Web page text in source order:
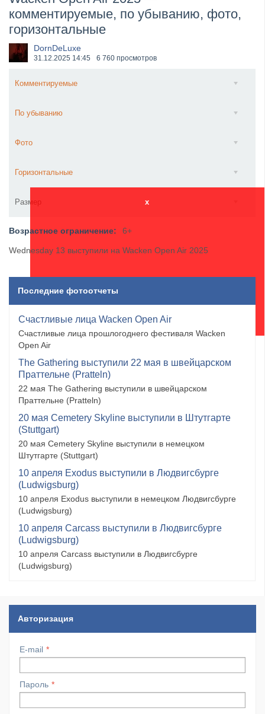
​Anthrax выпустили новый сингл и клип «Everybod...
комментируемые, по убыванию, фото,
горизонтальные
DornDeLuxe
31.12.2025 14:45 6 760 просмотров
Комментируемые
По убыванию
Фото
Горизонтальные
Размер x
Возрастное ограничение: 6+
Wednesday 13 выступили на Wacken Open Air 2025
Последние фотоотчеты
Счастливые лица Wacken Open Air
Счастливые лица прошлогоднего фестиваля Wacken
Open Air
The Gathering выступили 22 мая в швейцарском
Праттельне (Pratteln)
22 мая The Gathering выступили в швейцарском
Праттельне (Pratteln)
20 мая Cemetery Skyline выступили в Штутгарте
(Stuttgart)
20 мая Cemetery Skyline выступили в немецком
Штутгарте (Stuttgart)
10 апреля Exodus выступили в Людвигсбурге
(Ludwigsburg)
10 апреля Exodus выступили в немецком Людвигсбурге
(Ludwigsburg)
10 апреля Carcass выступили в Людвигсбурге
(Ludwigsburg)
10 апреля Carcass выступили в Людвигсбурге
(Ludwigsburg)
Авторизация
E-mail
Пароль